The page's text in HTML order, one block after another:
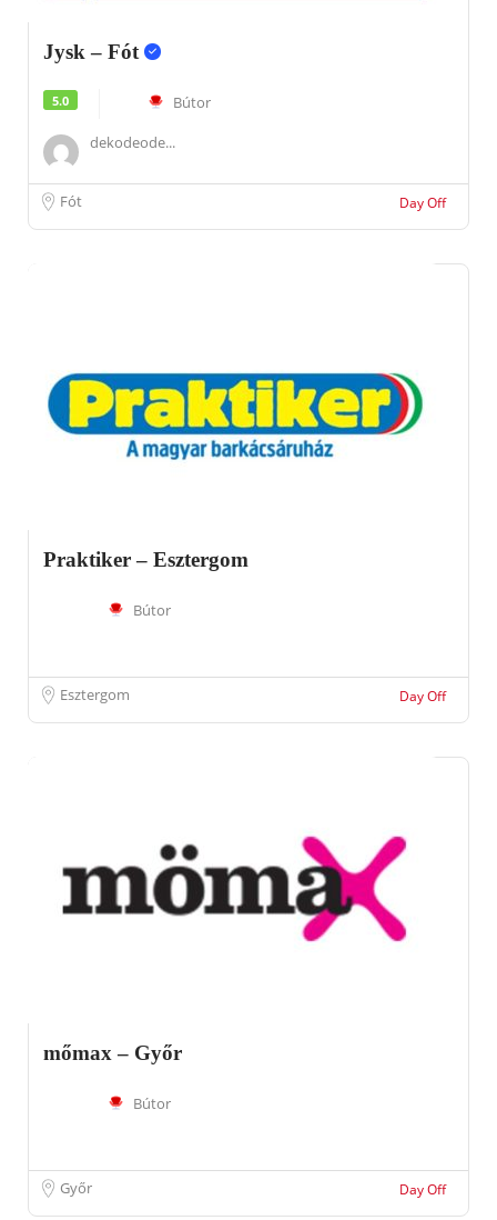
Jysk – Fót
5.0
Bútor
dekodeode...
Fót Day Off
Praktiker – Esztergom
Bútor
Esztergom Day Off
mőmax – Győr
Bútor
Győr Day Off